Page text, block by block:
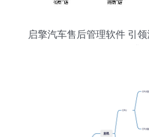
启擎汽车售后管理软件 引